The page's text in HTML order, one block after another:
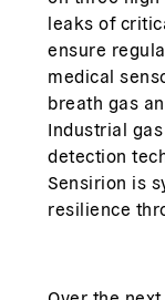
leaks of
ensure
medical
breath gas
Industrial
detection
Sensirion is
resilience